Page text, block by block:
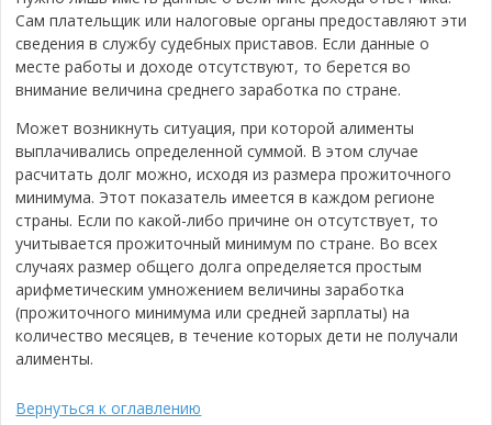
Сам плательщик или налоговые органы предоставляют эти
сведения в службу судебных приставов. Если данные о
месте работы и доходе отсутствуют, то берется во
внимание величина среднего заработка по стране.
Может возникнуть ситуация, при которой алименты
выплачивались определенной суммой. В этом случае
расчитать долг можно, исходя из размера прожиточного
минимума. Этот показатель имеется в каждом регионе
страны. Если по какой-либо причине он отсутствует, то
учитывается прожиточный минимум по стране. Во всех
случаях размер общего долга определяется простым
арифметическим умножением величины заработка
(прожиточного минимума или средней зарплаты) на
количество месяцев, в течение которых дети не получали
алименты.
Вернуться к оглавлению